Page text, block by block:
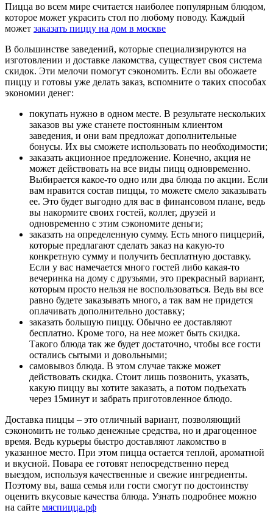
Пицца во всем мире считается наиболее популярным блюдом,
которое может украсить стол по любому поводу. Каждый
может заказать пиццу на дом в москве
В большинстве заведений, которые специализируются на
изготовлении и доставке лакомства, существует своя система
скидок. Эти мелочи помогут сэкономить. Если вы обожаете
пиццу и готовы уже делать заказ, вспомните о таких способах
экономии денег:
покупать нужно в одном месте. В результате нескольких
заказов вы уже станете постоянным клиентом
заведения, и они вам предложат дополнительные
бонусы. Их вы сможете использовать по необходимости;
заказать акционное предложение. Конечно, акция не
может действовать на все виды пицц одновременно.
Выбирается какое-то одно или два блюда по акции. Если
вам нравится состав пиццы, то можете смело заказывать
ее. Это будет выгодно для вас в финансовом плане, ведь
вы накормите своих гостей, коллег, друзей и
одновременно с этим сэкономите деньги;
заказать на определенную сумму. Есть много пиццерий,
которые предлагают сделать заказ на какую-то
конкретную сумму и получить бесплатную доставку.
Если у вас намечается много гостей либо какая-то
вечеринка на дому с друзьями, это прекрасный вариант,
которым просто нельзя не воспользоваться. Ведь вы все
равно будете заказывать много, а так вам не придется
оплачивать дополнительно доставку;
заказать большую пиццу. Обычно ее доставляют
бесплатно. Кроме того, на нее может быть скидка.
Такого блюда так же будет достаточно, чтобы все гости
остались сытыми и довольными;
самовывоз блюда. В этом случае также может
действовать скидка. Стоит лишь позвонить, указать,
какую пиццу вы хотите заказать, а потом подъехать
через 15минут и забрать приготовленное блюдо.
Доставка пиццы – это отличный вариант, позволяющий
сэкономить не только денежные средства, но и драгоценное
время. Ведь курьеры быстро доставляют лакомство в
указанное место. При этом пицца остается теплой, ароматной
и вкусной. Повара ее готовят непосредственно перед
выездом, используя качественные и свежие ингредиенты.
Поэтому вы, ваша семья или гости смогут по достоинству
оценить вкусовые качества блюда. Узнать подробнее можно
на сайте мяспицца.рф